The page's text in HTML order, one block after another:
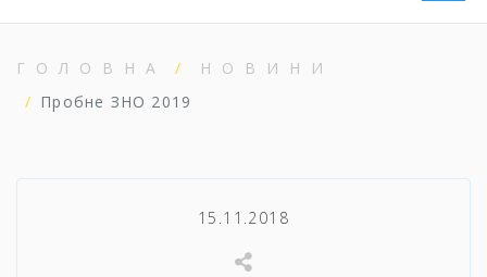
ГОЛОВНА
НОВИНИ
Пробне ЗНО 2019
15.11.2018